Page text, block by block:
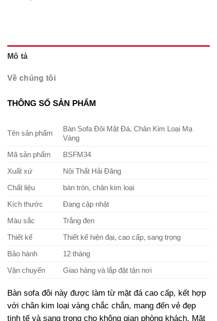
Mô tả
Về chúng tôi
THÔNG SỐ SẢN PHẨM
Tên sản phẩm
Bàn Sofa Đôi Mặt Đá, Chân Kim Loại Mạ
Vàng
Mã sản phẩm
BSFM34
Xuất xứ
Nội Thất Hải Đăng
Chất liệu
bàn tròn, chân kim loại
Kích thước
Đang cập nhật
Màu sắc
Trắng đen
Thiết kế
Thiết kế hiện đại, cao cấp, sang trọng
Bảo hành
12 tháng
Vận chuyển
Giao hàng và lắp đặt tận nơi
Bàn sofa đôi này được làm từ mặt đá cao cấp, kết hợp
với chân kim loại vàng chắc chắn, mang đến vẻ đẹp
tinh tế và sang trọng cho không gian phòng khách. Mặt